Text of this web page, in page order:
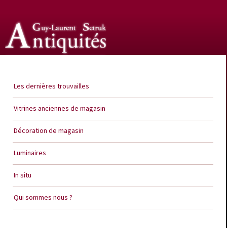
Les dernières trouvailles
Vitrines anciennes de magasin
Décoration de magasin
Luminaires
In situ
Qui sommes nous ?